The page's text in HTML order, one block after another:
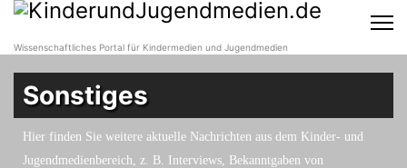
Wissenschaftliches Portal für Kindermedien und Jugendmedien
Sonstiges
Hier finden Sie weitere aktuelle Nachrichten aus dem Kinder- und
Jugendmedienbereich, z. B. Interviews, Bekanntgaben von